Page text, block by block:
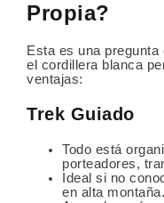
Propia?
Esta es una
el cordillera blanca
ventajas:
Trek Guiado
Todo está
porteadores,
Ideal si no
en alta montaña.